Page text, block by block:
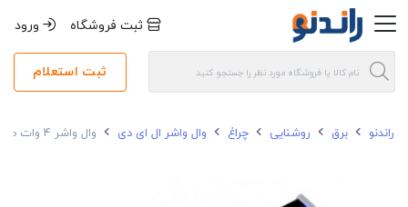
ثبت فروشگاه ورود
ثبت استعلام
راندنو برق روشنایی چراغ وال واشر ال ای دی وال واشر 4 وات صبا ترانس 15 سانتی متری IP65